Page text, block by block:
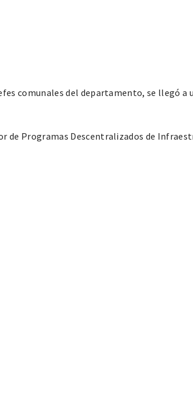
comunales del departamento, se llegó a
de Programas Descentralizados de